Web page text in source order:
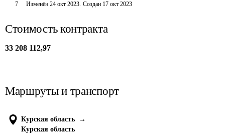
7 Изменён 24 окт 2023. Создан 17 окт 2023
Стоимость контракта
33 208 112,97
Маршруты и транспорт
Курская область
→
Курская область